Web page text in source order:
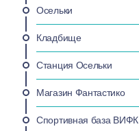
Осельки
Кладбище
Станция Осельки
Магазин Фантастико
Спортивная база ВИФК